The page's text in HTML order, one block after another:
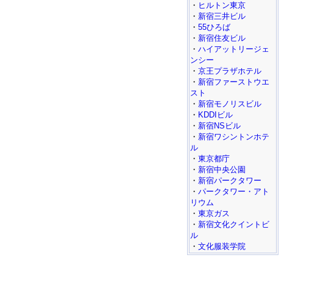
・ ヒルトン東京
・ 新宿三井ビル
・ 55ひろば
・ 新宿住友ビル
・ ハイアットリージェ
ンシー
・ 京王プラザホテル
・ 新宿ファーストウエ
スト
・ 新宿モノリスビル
・ KDDIビル
・ 新宿NSビル
・ 新宿ワシントンホテ
ル
・ 東京都庁
・ 新宿中央公園
・ 新宿パークタワー
・ パークタワー・アト
リウム
・ 東京ガス
・ 新宿文化クイントビ
ル
・ 文化服装学院